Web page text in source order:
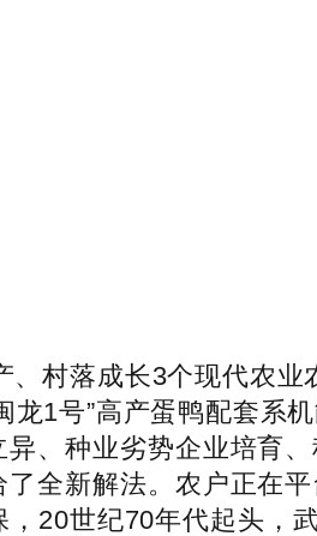
落成长3个现代农业
1号”高产蛋鸭配套系
、种业劣势企业培育
全新解法。农户正在
20世纪70年代起头，